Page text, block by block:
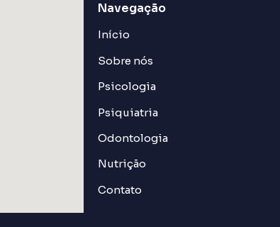
Navegação
Início
Sobre nós
Psicologia
Psiquiatria
Odontologia
Nutrição
Contato